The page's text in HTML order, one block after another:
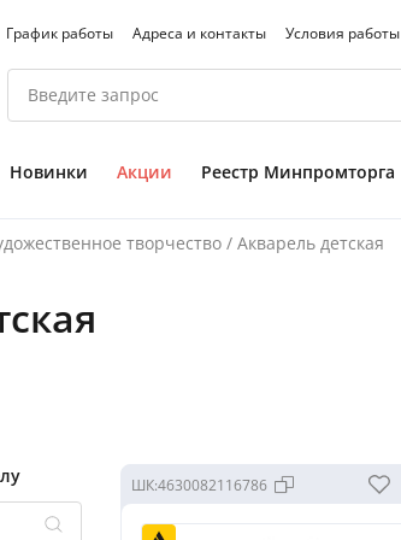
График работы Адреса и контакты Условия работы
Новинки Акции Реестр Минпромторга
творчество / Акварель детская
ШК:4630082116786